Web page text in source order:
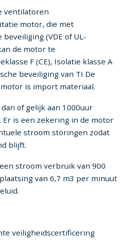
ventilatoren
motor, die met
(VDE of UL-
de motor te
F (CE), Isolatie klasse A
beveiliging van TI De
is import materiaal.
of gelijk aan 1000uur
is een zekering in de motor
stroom storingen zodat
blijft.
stroom verbruik van 900
van 6,7 m3 per minuut
veiligheidscertificering